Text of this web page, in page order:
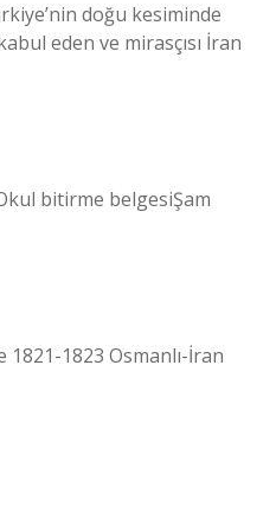
doğu kesiminde
eden ve mirasçısı İran
bitirme belgesiŞam
1821-1823 Osmanlı-İran